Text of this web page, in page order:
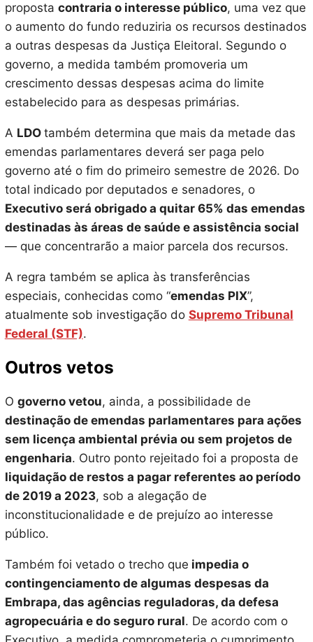
proposta contraria o interesse público, uma vez que
o aumento do fundo reduziria os recursos destinados
a outras despesas da Justiça Eleitoral. Segundo o
governo, a medida também promoveria um
crescimento dessas despesas acima do limite
estabelecido para as despesas primárias.
A LDO também determina que mais da metade das
emendas parlamentares deverá ser paga pelo
governo até o fim do primeiro semestre de 2026. Do
total indicado por deputados e senadores, o
Executivo será obrigado a quitar 65% das emendas
destinadas às áreas de saúde e assistência social
— que concentrarão a maior parcela dos recursos.
A regra também se aplica às transferências
especiais, conhecidas como “emendas PIX”,
atualmente sob investigação do Supremo Tribunal
Federal (STF).
Outros vetos
O governo vetou, ainda, a possibilidade de
destinação de emendas parlamentares para ações
sem licença ambiental prévia ou sem projetos de
engenharia. Outro ponto rejeitado foi a proposta de
liquidação de restos a pagar referentes ao período
de 2019 a 2023, sob a alegação de
inconstitucionalidade e de prejuízo ao interesse
público.
Também foi vetado o trecho que impedia o
contingenciamento de algumas despesas da
Embrapa, das agências reguladoras, da defesa
agropecuária e do seguro rural. De acordo com o